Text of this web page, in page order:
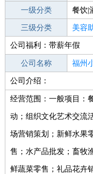
一级分类 餐饮|
二级分类 美容/
三级分类 美容
其他行业 美容
公司福利：带薪年假
公司名称 福州
公司类型
公司介绍：
经营范围：一般项目：
动；组织文化艺术交流
场营销策划；新鲜水果
售；水产品批发；畜牧
鲜蔬菜零售；礼品花卉